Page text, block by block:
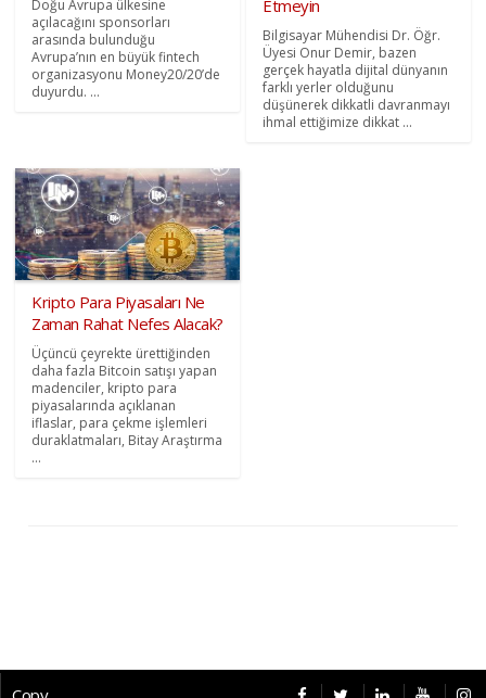
Doğu Avrupa ülkesine
açılacağını sponsorları
arasında bulunduğu
Avrupa’nın en büyük fintech
organizasyonu Money20/20’de
duyurdu. ...
Etmeyin
Bilgisayar Mühendisi Dr. Öğr.
Üyesi Onur Demir, bazen
gerçek hayatla dijital dünyanın
farklı yerler olduğunu
düşünerek dikkatli davranmayı
ihmal ettiğimize dikkat ...
Kripto Para Piyasaları Ne
Zaman Rahat Nefes Alacak?
Üçüncü çeyrekte ürettiğinden
daha fazla Bitcoin satışı yapan
madenciler, kripto para
piyasalarında açıklanan
iflaslar, para çekme işlemleri
duraklatmaları, Bitay Araştırma
...